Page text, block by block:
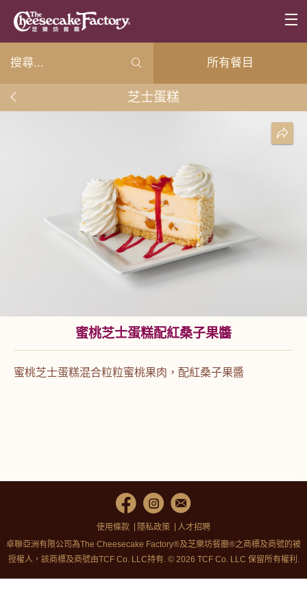
所有餐目
芝士蛋糕
蜜桃芝士蛋糕配紅桑子果醬
蜜桃芝士蛋糕混合粒粒蜜桃果肉，配紅桑子果醬
使用條款 隱私政策
人才招聘
卓聯亞洲有限公司為The Cheesecake Factory®及芝樂坊餐廳®之商標及商號的被
授權人，該商標及商號由TCF Co. LLC持有. © 2026 TCF Co. LLC 保留所有權利.